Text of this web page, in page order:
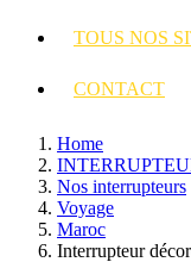
TOUS NOS
CONTACT
Home
Nos interrupteurs
Voyage
Maroc
Interrupteur